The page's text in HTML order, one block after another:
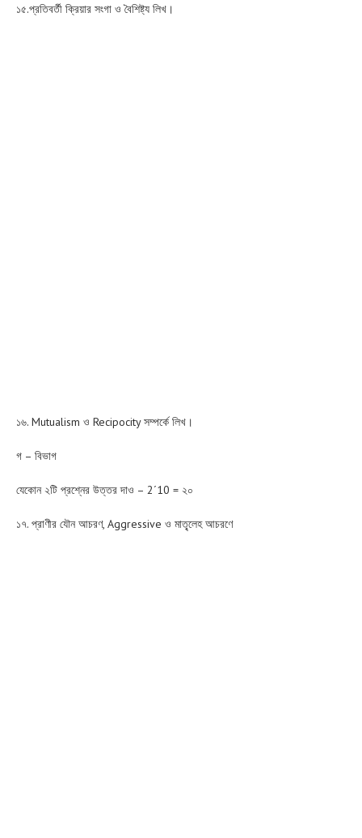
১৫.প্রতিবর্তী ক্রিয়ার সংগা ও বৈশিষ্ট্য লিখ।
১৬. Mutualism ও Recipocity সম্পর্কে লিখ।
গ – বিভাগ
যেকোন ২টি প্রশ্নের উত্তর দাও – 2´10 = ২০
১৭. প্রাণীর যৌন আচরণ, Aggressive ও মাতৃ্লেহ আচরণে